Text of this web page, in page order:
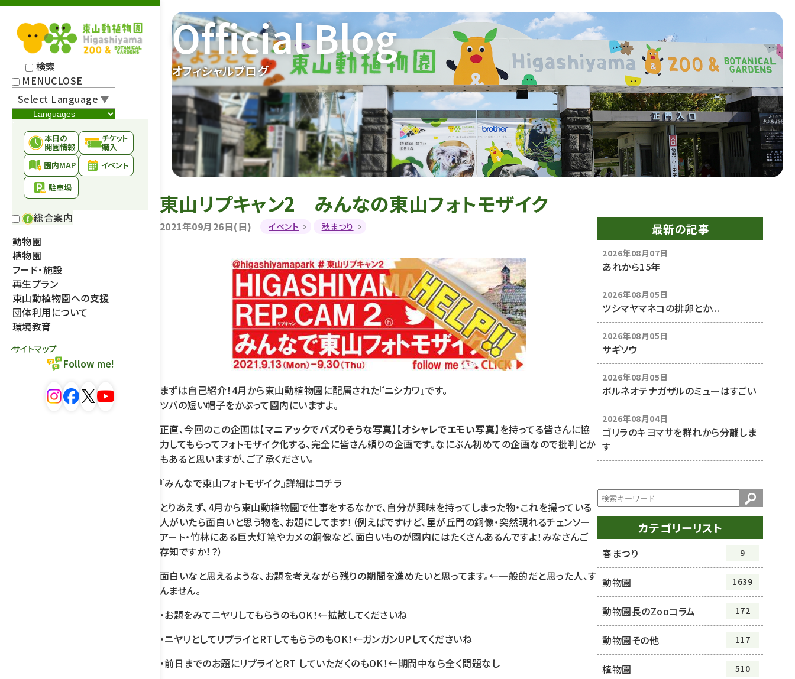
検索
MENUCLOSE
Select Language▼
本日の
開園情報
チケット
購入
園内MAP
イベント
駐車場
総合案内
動物園
植物園
フード・施設
再生プラン
東山動植物園への支援
団体利用について
環境教育
サイトマップ
Follow me!
オフィシャルブログ
Official Blog
東山リプキャン2 みんなの東山フォトモザイク
2021年09月26日(日) イベント 秋まつり
まずは自己紹介！4月から東山動植物園に配属された『ニシカワ』です。
ツバの短い帽子をかぶって園内にいますよ。
正直、今回のこの企画は【マニアックでバズりそうな写真】【オシャレでエモい写真】を持ってる皆さんに協
力してもらってフォトモザイク化する、完全に皆さん頼りの企画です。なにぶん初めての企画なので批判とか
もあると思いますが、ご了承ください。
『みんなで東山フォトモザイク』詳細はコチラ
とりあえず、4月から東山動植物園で仕事をするなかで、自分が興味を持ってしまった物・これを撮っている
人がいたら面白いと思う物を、お題にしてます！（例えばですけど、星が丘門の銅像・突然現れるチェンソー
アート・竹林にある巨大灯篭やカメの銅像など、面白いものが園内にはたくさんあるんですよ！みなさんご
存知ですか！？）
面白いなと思えるような、お題を考えながら残りの期間を進めたいと思ってます。←一般的だと思った人、す
んません。
・お題をみてニヤリしてもらうのもOK！←拡散してくださいね
・ニヤリとしてリプライとRTしてもらうのもOK！←ガンガンUPしてくださいね
・前日までのお題にリプライとRT していただくのもOK！←期間中なら全く問題なし
最新の記事
2026年08月07日
あれから15年
2026年08月05日
ツシマヤマネコの排卵とか...
2026年08月05日
サギソウ
2026年08月05日
ボルネオテナガザルのミューはすごい
2026年08月04日
ゴリラのキヨマサを群れから分離しま
す
カテゴリーリスト
春まつり 9
動物園 1639
動物園長のZooコラム 172
動物園その他 117
植物園 510